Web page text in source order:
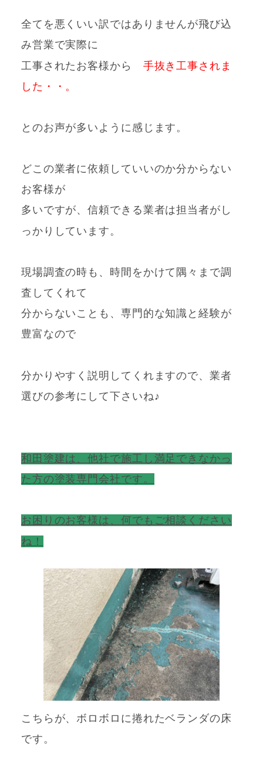
全てを悪くいい訳ではありませんが飛び込
み営業で実際に
工事されたお客様から
手抜き工事されま
した・・。
とのお声が多いように感じます。
どこの業者に依頼していいのか分からない
お客様が
多いですが、信頼できる業者は担当者がし
っかりしています。
現場調査の時も、時間をかけて隅々まで調
査してくれて
分からないことも、専門的な知識と経験が
豊富なので
分かりやすく説明してくれますので、業者
選びの参考にして下さいね♪
和田塗建は、他社で施工し満足できなかっ
た方の塗装専門会社です。
お困りのお客様は、何でもご相談ください
ね！
こちらが、ボロボロに捲れたベランダの床
です。